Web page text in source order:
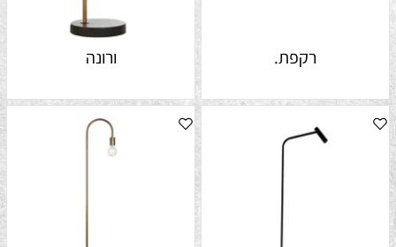
רקפת. ורונה